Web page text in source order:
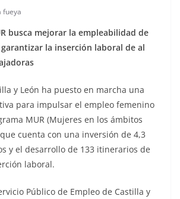
fueya
busca mejorar la empleabilidad de
la inserción laboral de al
y León ha puesto en marcha una
para impulsar el empleo femenino
MUR (Mujeres en los ámbitos
cuenta con una inversión de 4,3
y el desarrollo de 133 itinerarios de
laboral.
Público de Empleo de Castilla y